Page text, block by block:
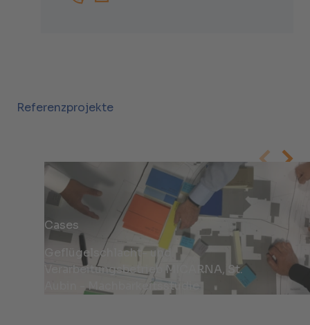
+41444381845
Dominique.Wyttenbach@helbling.ch
Referenzprojekte
Cases
Geflügelschlacht- und
Verarbeitungsbetrieb MICARNA, St.
Aubin - Machbarkeitsstudie